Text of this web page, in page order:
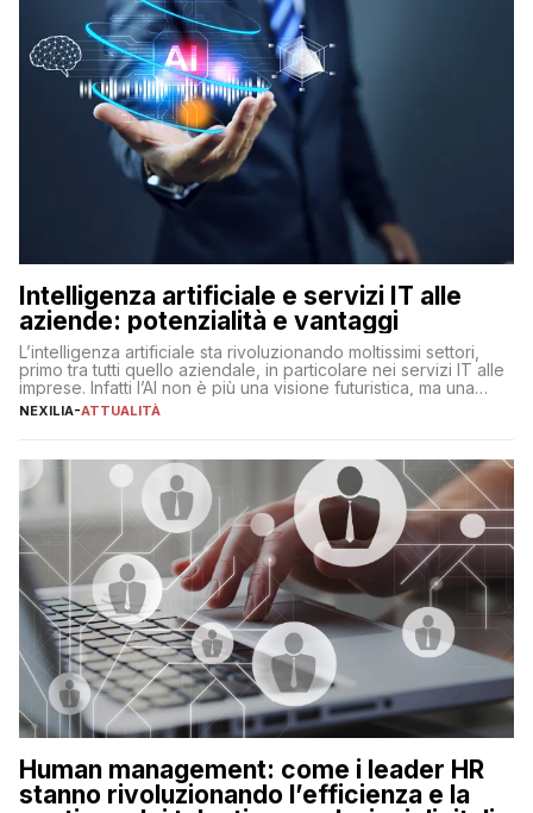
Intelligenza artificiale e servizi IT alle
aziende: potenzialità e vantaggi
L’intelligenza artificiale sta rivoluzionando moltissimi settori,
primo tra tutti quello aziendale, in particolare nei servizi IT alle
imprese. Infatti l’AI non è più una visione futuristica, ma una
realtà operativa che sta portando a un cambio significativo in
operazioni, bensì comporta […]
NEXILIA-ATTUALITÀ
Human management: come i leader HR
stanno rivoluzionando l’efficienza e la